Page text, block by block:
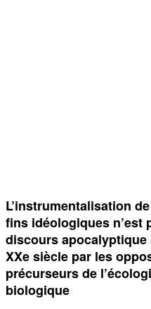
L’instrumentalisation
fins idéologiques n’est
discours apocalyptique
XXe siècle par les
précurseurs de
biologique